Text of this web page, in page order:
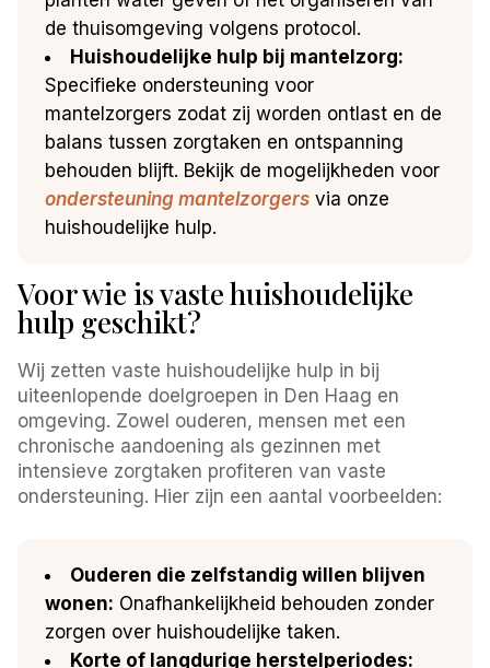
de thuisomgeving volgens protocol.
Huishoudelijke hulp bij mantelzorg:
Specifieke ondersteuning voor
mantelzorgers zodat zij worden ontlast en de
balans tussen zorgtaken en ontspanning
behouden blijft. Bekijk de mogelijkheden voor
ondersteuning mantelzorgers via onze
huishoudelijke hulp.
Voor wie is vaste huishoudelijke
hulp geschikt?
Wij zetten vaste huishoudelijke hulp in bij
uiteenlopende doelgroepen in Den Haag en
omgeving. Zowel ouderen, mensen met een
chronische aandoening als gezinnen met
intensieve zorgtaken profiteren van vaste
ondersteuning. Hier zijn een aantal voorbeelden:
Ouderen die zelfstandig willen blijven
wonen: Onafhankelijkheid behouden zonder
zorgen over huishoudelijke taken.
Korte of langdurige herstelperiodes: